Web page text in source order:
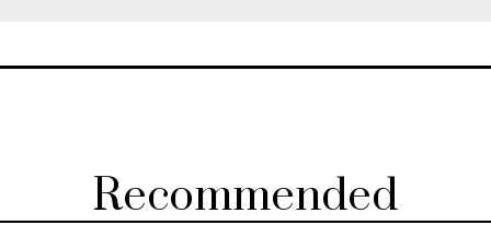
Recommended